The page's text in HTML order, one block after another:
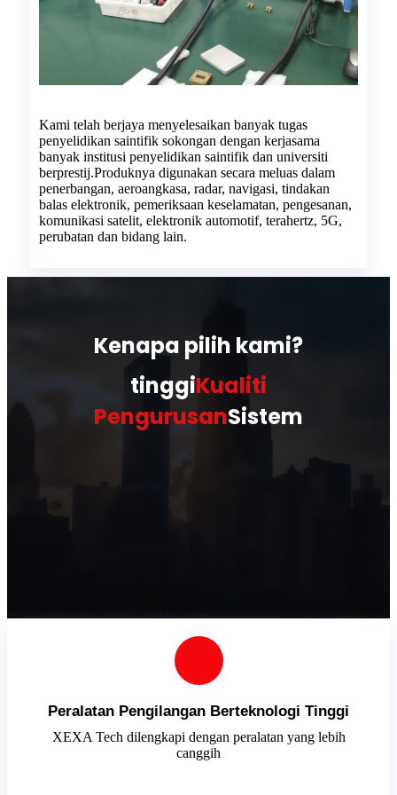
Kami telah berjaya menyelesaikan banyak tugas
penyelidikan saintifik sokongan dengan kerjasama
banyak institusi penyelidikan saintifik dan universiti
berprestij.Produknya digunakan secara meluas dalam
penerbangan, aeroangkasa, radar, navigasi, tindakan
balas elektronik, pemeriksaan keselamatan, pengesanan,
komunikasi satelit, elektronik automotif, terahertz, 5G,
perubatan dan bidang lain.
Kenapa pilih kami?
tinggiKualiti
PengurusanSistem
Peralatan Pengilangan Berteknologi Tinggi
XEXA Tech dilengkapi dengan peralatan yang lebih
canggih